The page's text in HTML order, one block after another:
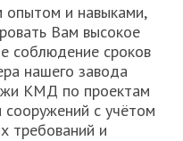
и навыками,
Вам высокое
соблюдение сроков
нашего завода
КМД по проектам
сооружений с учётом
требований и